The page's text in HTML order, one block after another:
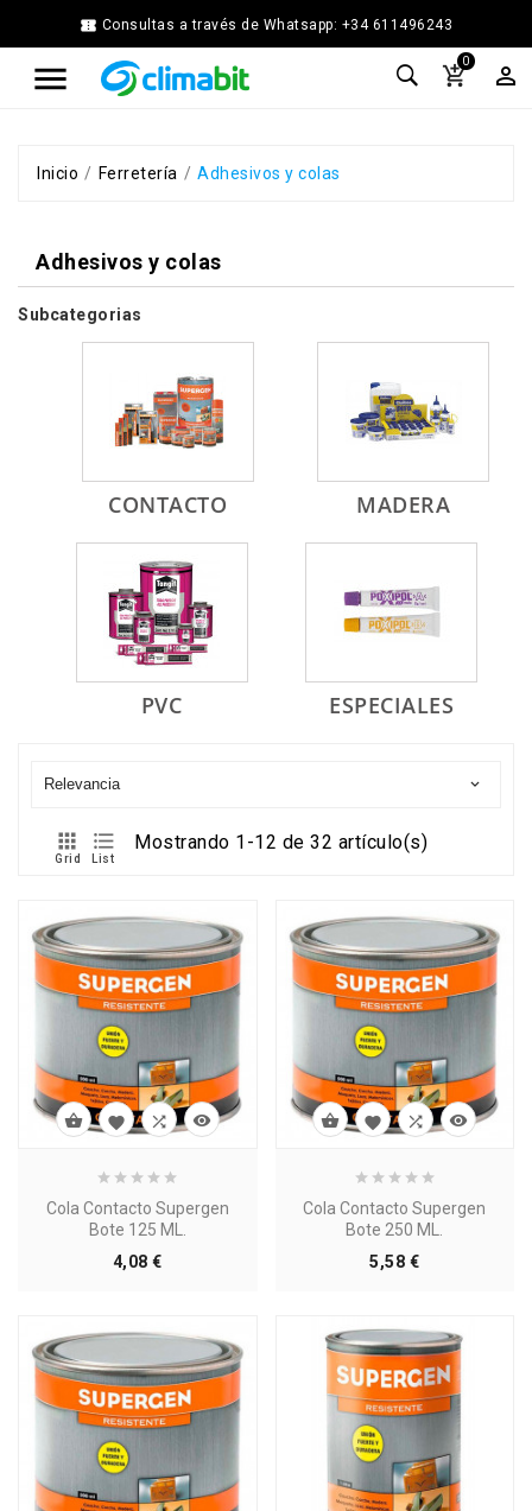
 Consultas a través de Whatsapp: +34 611496243

Home
Agua
Chimenea
Energía
Solar
Térmica

0

Inicio Ferretería Adhesivos y colas
Adhesivos y colas
Subcategorias
CONTACTO MADERA
PVC ESPECIALES
Relevancia 

Grid

List
Mostrando 1-12 de 32 artículo(s)
Cola Contacto Supergen
Bote 125 ML.
4,08 €Precio
   
Cola Contacto Supergen
Bote 250 ML.
5,58 €Precio
   